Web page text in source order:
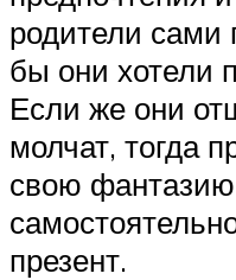
родители сами
бы они хотели
Если же они
молчат, тогда
свою
презент.